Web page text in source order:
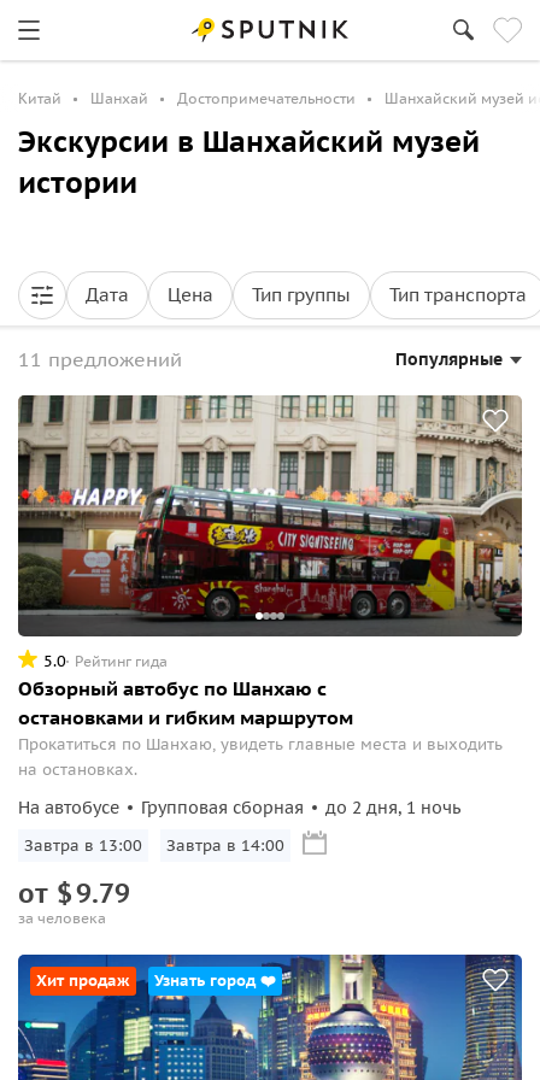
Китай Шанхай Достопримечательности Шанхайский музей
Экскурсии в Шанхайский музей
истории
Дата Цена Тип группы Тип транспорта
11 предложений Популярные
5.0 Рейтинг гида
Обзорный автобус по Шанхаю с
остановками и гибким маршрутом
Прокатиться по Шанхаю, увидеть главные места и выходить
на остановках.
На автобусе Групповая сборная до 2 дня, 1 ночь
Завтра в 13:00 Завтра в 14:00
от $9.79
за человека
Хит продаж Узнать город ❤️